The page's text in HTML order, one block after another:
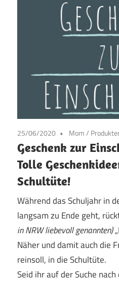
25/06/2020 Mom/
Geschenk zur
Tolle
Schultüte!
Während das Schuljahr in
langsam zu Ende geht,
in NRW liebevoll genannten)
Näher und damit auch die
reinsoll, in die Schultüte.
Seid ihr auf der Suche